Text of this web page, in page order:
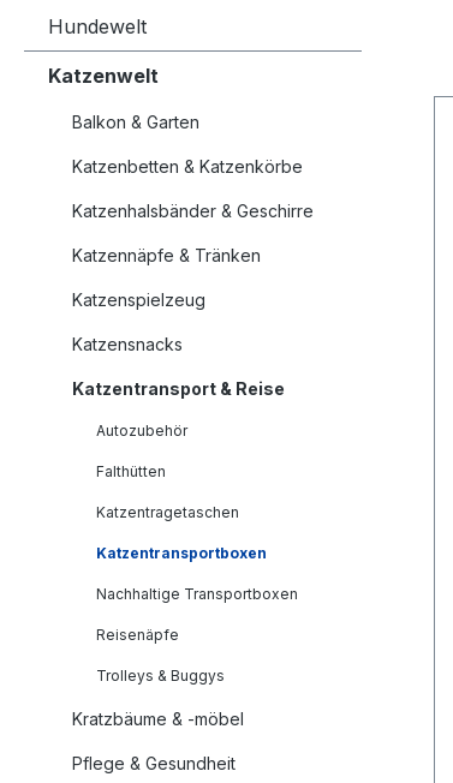
Hundewelt
Katzenwelt
Balkon & Garten
Katzenbetten & Katzenkörbe
Katzenhalsbänder & Geschirre
Katzennäpfe & Tränken
Katzenspielzeug
Katzensnacks
Katzentransport & Reise
Autozubehör
Falthütten
Katzentragetaschen
Katzentransportboxen
Nachhaltige Transportboxen
Reisenäpfe
Trolleys & Buggys
Kratzbäume & -möbel
Pflege & Gesundheit